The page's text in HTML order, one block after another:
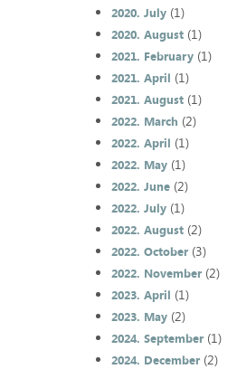
2020. July(1)
2020. August(1)
2021. February(1)
2021. April (1)
2021. August(1)
2022. March (2)
2022. April (1)
2022. May(1)
2022. June(2)
2022. July(1)
2022. August(2)
2022. October(3)
2022. November(2)
2023. April (1)
2023. May(2)
2024. September(1)
2024. December(2)